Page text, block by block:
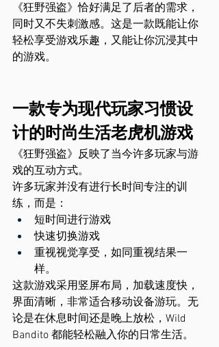
《狂野强盗》恰好满足了后者的需求，
同时又不失刺激感。这是一款既能让你
轻松享受游戏乐趣，又能让你沉浸其中
的游戏。
一款专为现代玩家习惯设
计的时尚生活老虎机游戏
《狂野强盗》反映了当今许多玩家与游
戏的互动方式。
许多玩家并没有进行长时间专注的训
练，而是：
短时间进行游戏
快速切换游戏
重视视觉享受，如同重视结果一
样。
这款游戏采用竖屏布局，加载速度快，
界面清晰，非常适合移动设备游玩。无
论是在休息时间还是晚上放松，Wild
Bandito 都能轻松融入你的日常生活。